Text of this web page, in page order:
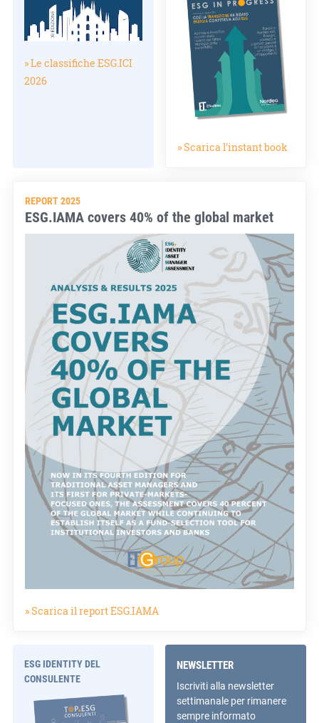
» Le classifiche ESG.ICI
2026
» Scarica l'instant book
REPORT 2025
ESG.IAMA covers 40% of the global market
» Scarica il report ESG.IAMA
ESG IDENTITY DEL
CONSULENTE
NEWSLETTER
Iscriviti alla newsletter
settimanale per rimanere
sempre informato